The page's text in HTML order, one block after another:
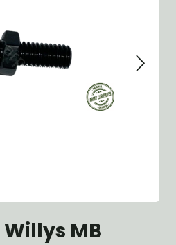
MB